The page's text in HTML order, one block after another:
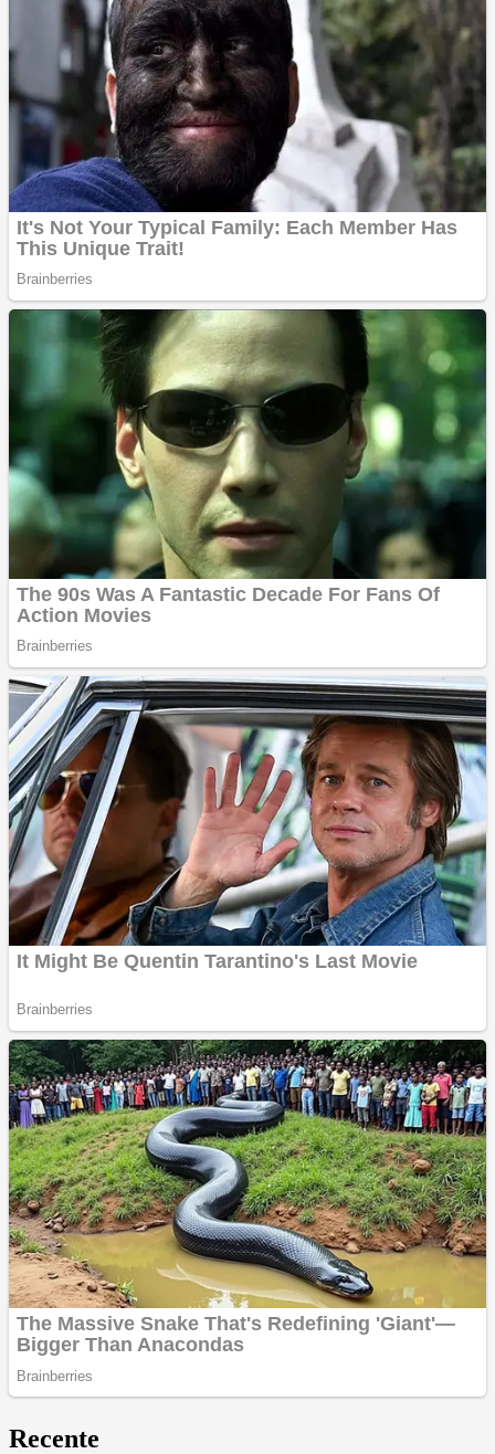
Recente